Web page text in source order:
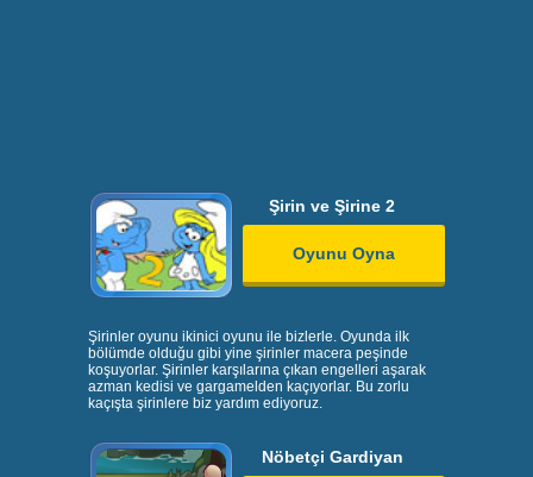
Şirin ve Şirine 2
Oyunu Oyna
Şirinler oyunu ikinici oyunu ile bizlerle. Oyunda ilk
bölümde olduğu gibi yine şirinler macera peşinde
koşuyorlar. Şirinler karşılarına çıkan engelleri aşarak
azman kedisi ve gargamelden kaçıyorlar. Bu zorlu
kaçışta şirinlere biz yardım ediyoruz.
Nöbetçi Gardiyan